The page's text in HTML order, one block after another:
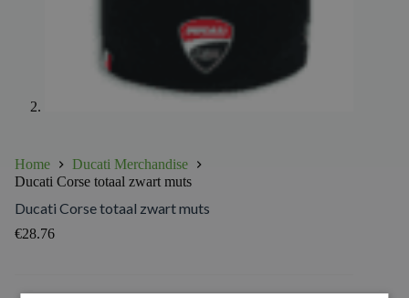
Home
Ducati Merchandise
Ducati Corse totaal zwart muts
Ducati Corse totaal zwart muts
€28.76